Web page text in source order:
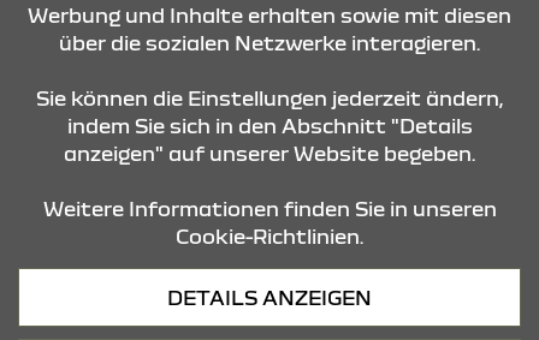
Datenschutz
Werbung und Inhalte erhalten sowie mit diesen
über die sozialen Netzwerke interagieren.
Sie können die Einstellungen jederzeit ändern,
indem Sie sich in den Abschnitt "Details
anzeigen" auf unserer Website begeben.
Weitere Informationen finden Sie in unseren
Cookie-Richtlinien.
DETAILS ANZEIGEN